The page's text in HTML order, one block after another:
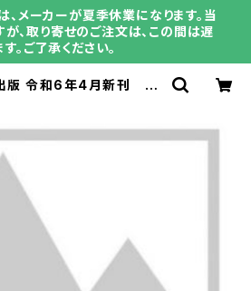
メーカーが夏季休業になります。当
が、取り寄せのご注文は、この間は遅
。ご了承ください。
新刊 小
新品 ISBN： ISBN-1
003961995 | 育之書店
いくのしょてん）